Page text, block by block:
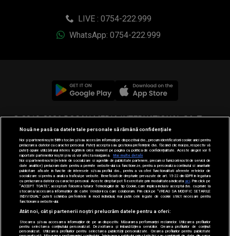
LIVE : 0754-222.999
WhatsApp: 0754-222.999
© 2019-2026 DOGAN MEDIA INTERNATIONAL SA, Toate
drepturile rezervate.
Nouă ne pasă ca datele tale personale să rămână confidențiale
Noi și partenerii noștri589stocăm și/sau accesăm informații pe dispozitivul dvs., precum identificatorii cookie unici pentru
prelucrarea datelor cu caracter personal. Puteți accepta sau gestiona preferințele dvs. făcând clic mai jos, respectiv vă
puteți opune utilizării unui interes legitim în orice moment pe pagina cu politica de confidențialitate. Aceste alegeri vor fi
raportate partenerilor noștri și nu vă vor afecta navigarea.
Mai multe detalii
Noi si partenerii nostri (retelele de socializare si agentiile de publicitate partenere, precum si furnizorii nostri de servicii de
date analitice) prelucram date pentru a permite website-ului sa functioneze, pentru a personaliza continutul si anunturile
publicitare afisate in functie de interesele si/sau profilul dvs., pentru a va oferi functionalitati aferente retelelor de
socializare si pentru a analiza traficul pe website. Beneficiati de drepturile prevazute de art. 15-22 din GDPR in legatura
cu prelucrarea datelor cu caracter personal. Aceste drepturi pot fi exercitate prin modalitatea indicataaici . Prin click pe
“ACCEPT TOATE”, acceptati folosirea tuturor Tehnologiilor de tip Cookie, care implica inclusiv acceptul dvs. cu privire la
stocarea/accesarea informatiilor de catre Vendor-ii cu care colaboram. Prin click pe “VREAU SA MODIFIC SETARILE
INDIVIDUAL” puteti schimba preferintele in mod individual, mai putin cele legate de cookie strict necesare pentru
functionarea website-ului.
Atât noi, cât și partenerii noștri prelucrăm datele pentru a oferi:
Stocarea și/sau accesarea informațiilor de pe un dispozitiv. Măsurarea performanței reclamelor. Utilizarea profilurilor
pentru selectarea conținutului personalizat. Dezvoltarea și îmbunătățirea serviciilor. Crearea profilurilor de conținut
personalizat. Utilizarea profilurilor pentru selectarea publicității personalizate. Crearea profilurilor pentru publicitate